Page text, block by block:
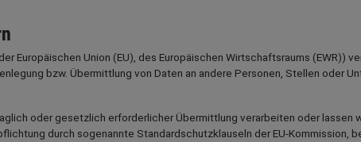
Europäischen Union (EU), des Europäischen Wirtschaftsraums (EWR))
bzw. Übermittlung von Daten an andere Personen, Stellen oder
oder gesetzlich erforderlicher Übermittlung verarbeiten oder lassen
durch sogenannte Standardschutzklauseln der EU-Kommission,